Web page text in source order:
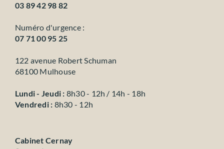
03 89 42 98 82
Numéro d'urgence :
07 71 00 95 25
122 avenue Robert Schuman
68100 Mulhouse
Lundi - Jeudi : 8h30 - 12h / 14h - 18h
Vendredi : 8h30 - 12h
Cabinet Cernay